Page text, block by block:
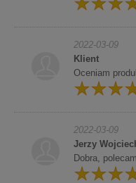
2022-03-09
Klient
Oceniam
2022-03-09
Jerzy
Dobra, polecam